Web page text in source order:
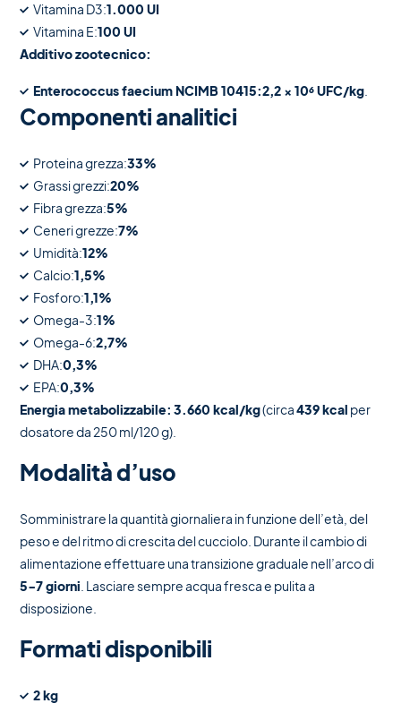
Vitamina D3:1.000 UI
Vitamina E:100 UI
Additivo zootecnico:
Enterococcus faecium NCIMB 10415:2,2 × 10⁶ UFC/kg
Componenti analitici
Proteina grezza:33%
Grassi grezzi:20%
Fibra grezza:5%
Ceneri grezze:7%
Umidità:12%
Calcio:1,5%
Fosforo:1,1%
Omega-3:1%
Omega-6:2,7%
DHA:0,3%
EPA:0,3%
Energia metabolizzabile: 3.660 kcal/kg(circa439 kcal per
dosatore da 250 ml/120 g).
Modalità d’uso
Somministrare la quantità giornaliera in funzione dell’età, del
peso e del ritmo di crescita del cucciolo. Durante il cambio di
alimentazione effettuare una transizione graduale nell’arco di
5-7 giorni . Lasciare sempre acqua fresca e pulita a
disposizione.
Formati disponibili
2 kg